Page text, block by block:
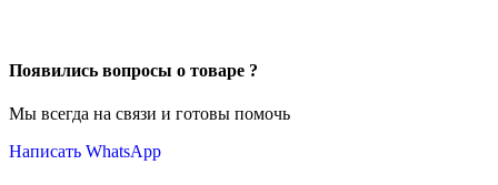
Появились вопросы о товаре ?
Мы всегда на связи и готовы помочь
Написать WhatsApp